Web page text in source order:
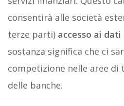
consentirà alle società
terze parti) accesso ai
sostanza significa che ci
competizione nelle aree di
delle banche.